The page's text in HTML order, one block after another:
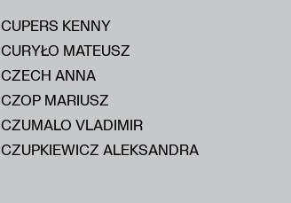
CUPERS KENNY
CURYŁO MATEUSZ
CZECH ANNA
CZOP MARIUSZ
CZUMALO VLADIMIR
CZUPKIEWICZ ALEKSANDRA